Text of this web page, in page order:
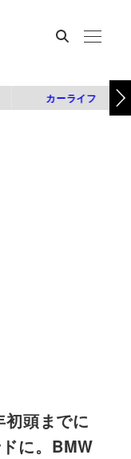
カーライフ
頭までに
に。BMW